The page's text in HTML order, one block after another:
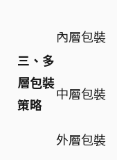
三、多
層包裝
策略
內層包裝
中層包裝
外層包裝